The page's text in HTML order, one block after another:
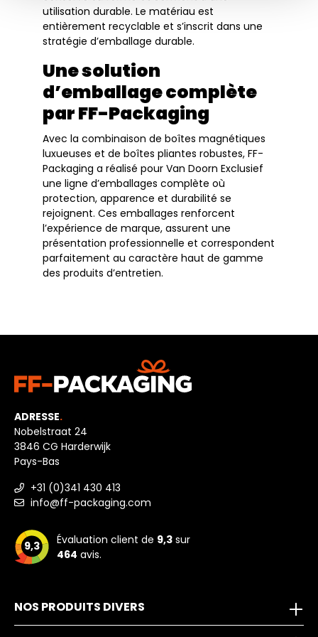
utilisation durable. Le matériau est
entièrement recyclable et s’inscrit dans une
stratégie d’emballage durable.
Une solution
d’emballage complète
par FF-Packaging
Avec la combinaison de boîtes magnétiques
luxueuses et de boîtes pliantes robustes, FF-
Packaging a réalisé pour Van Doorn Exclusief
une ligne d’emballages complète où
protection, apparence et durabilité se
rejoignent. Ces emballages renforcent
l’expérience de marque, assurent une
présentation professionnelle et correspondent
parfaitement au caractère haut de gamme
des produits d’entretien.
ADRESSE.
Nobelstraat 24
3846 CG Harderwijk
Pays-Bas
+31 (0)341 430 413
info@ff-packaging.com
9,3 Évaluation client de 9,3 sur
464 avis.
NOS PRODUITS DIVERS